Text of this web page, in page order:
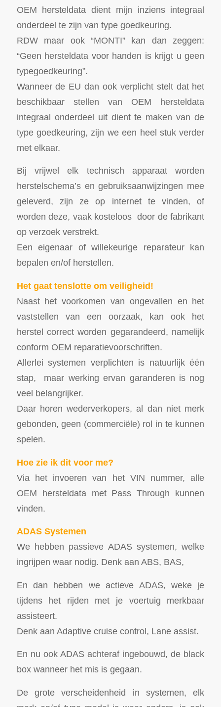
OEM hersteldata dient mijn inziens integraal
onderdeel te zijn van type goedkeuring.
RDW maar ook “MONTI” kan dan zeggen:
“Geen hersteldata voor handen is krijgt u geen
typegoedkeuring”.
Wanneer de EU dan ook verplicht stelt dat het
beschikbaar stellen van OEM hersteldata
integraal onderdeel uit dient te maken van de
type goedkeuring, zijn we een heel stuk verder
met elkaar.
Bij vrijwel elk technisch apparaat worden
herstelschema’s en gebruiksaanwijzingen mee
geleverd, zijn ze op internet te vinden, of
worden deze, vaak kosteloos door de fabrikant
op verzoek verstrekt.
Een eigenaar of willekeurige reparateur kan
bepalen en/of herstellen.
Het gaat tenslotte om veiligheid!
Naast het voorkomen van ongevallen en het
vaststellen van een oorzaak, kan ook het
herstel correct worden gegarandeerd, namelijk
conform OEM reparatievoorschriften.
Allerlei systemen verplichten is natuurlijk één
stap, maar werking ervan garanderen is nog
veel belangrijker.
Daar horen wederverkopers, al dan niet merk
gebonden, geen (commerciële) rol in te kunnen
spelen.
Hoe zie ik dit voor me?
Via het invoeren van het VIN nummer, alle
OEM hersteldata met Pass Through kunnen
vinden.
ADAS Systemen
We hebben passieve ADAS systemen, welke
ingrijpen waar nodig. Denk aan ABS, BAS,
En dan hebben we actieve ADAS, weke je
tijdens het rijden met je voertuig merkbaar
assisteert.
Denk aan Adaptive cruise control, Lane assist.
En nu ook ADAS achteraf ingebouwd, de black
box wanneer het mis is gegaan.
De grote verscheidenheid in systemen, elk